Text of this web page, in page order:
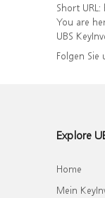
Short URL:
You are
UBS
Folgen Sie
Explore
Home
Mein